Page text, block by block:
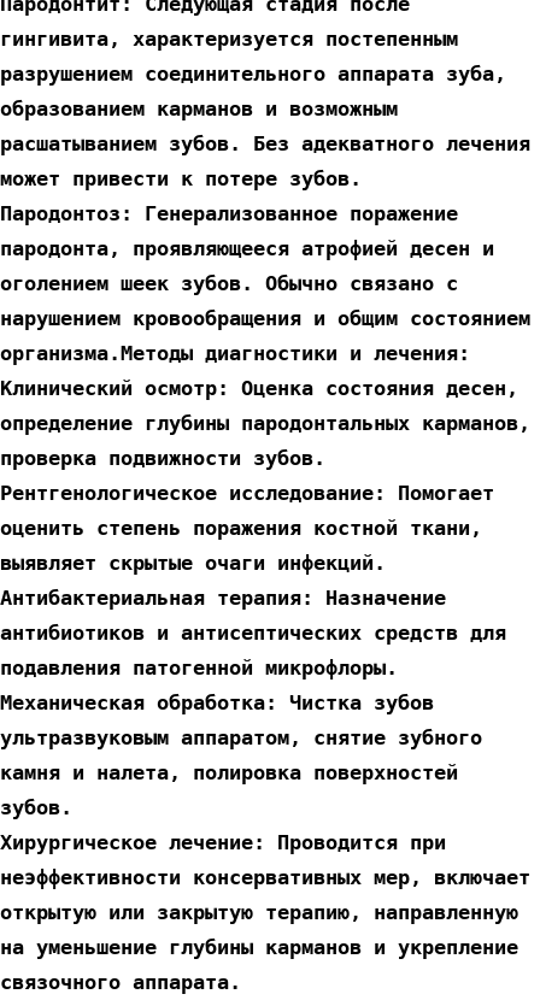
гингивита, характеризуется постепенным
разрушением соединительного аппарата зуба,
образованием карманов и возможным
расшатыванием зубов. Без адекватного лечения
может привести к потере зубов.
Пародонтоз: Генерализованное поражение
пародонта, проявляющееся атрофией десен и
оголением шеек зубов. Обычно связано с
нарушением кровообращения и общим состоянием
организма.Методы диагностики и лечения:
Клинический осмотр: Оценка состояния десен,
определение глубины пародонтальных карманов,
проверка подвижности зубов.
Рентгенологическое исследование: Помогает
оценить степень поражения костной ткани,
выявляет скрытые очаги инфекций.
Антибактериальная терапия: Назначение
антибиотиков и антисептических средств для
подавления патогенной микрофлоры.
Механическая обработка: Чистка зубов
ультразвуковым аппаратом, снятие зубного
камня и налета, полировка поверхностей
зубов.
Хирургическое лечение: Проводится при
неэффективности консервативных мер, включает
открытую или закрытую терапию, направленную
на уменьшение глубины карманов и укрепление
связочного аппарата.